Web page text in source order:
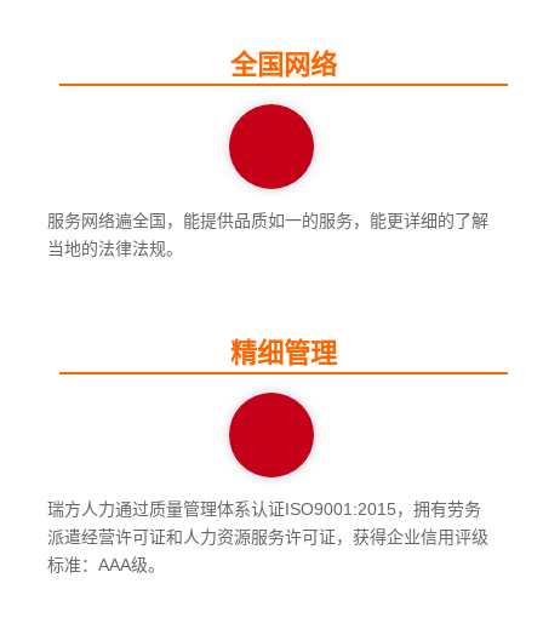
全国网络
服务网络遍全国，能提供品质如一的服务，能更详细的了解
当地的法律法规。
精细管理
瑞方人力通过质量管理体系认证ISO9001:2015，拥有劳务
派遣经营许可证和人力资源服务许可证，获得企业信用评级
标准：AAA级。